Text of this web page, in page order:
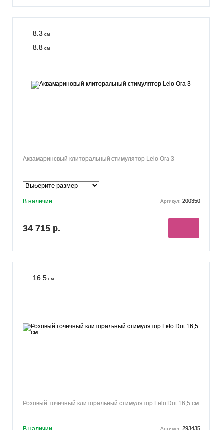
8.3 см
8.8 см
Аквамариновый клиторальный стимулятор Lelo Ora 3
В наличии Артикул: 200350
34 715 р.
16.5 см
Розовый точечный клиторальный стимулятор Lelo Dot 16,5 см
В наличии Артикул: 293435